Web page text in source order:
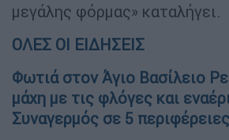
μεγάλης φόρμας» καταλήγει.
ΟΛΕΣ ΟΙ ΕΙΔΗΣΕΙΣ
Φωτιά στον Άγιο Βασίλειο
μάχη με τις φλόγες και
Συναγερμός σε 5 περιφέρειες